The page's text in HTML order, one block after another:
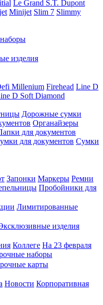
Le Grand S.T. Dupont
Minijet Slim 7 Slimmy
изделия
Millenium Firehead Line D
D Soft Diamond
Дорожные сумки
Органайзеры
для документов
для документов Сумки
Запонки Маркеры Ремни
Пробойники для
Лимитированные
изделия
Коллеге На 23 февраля
наборы
карты
Новости Корпоративная